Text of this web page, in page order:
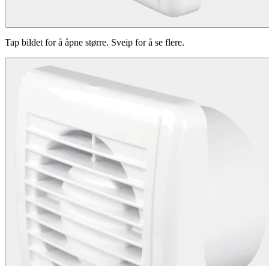
Tap bildet for å åpne større. Sveip for å se flere.